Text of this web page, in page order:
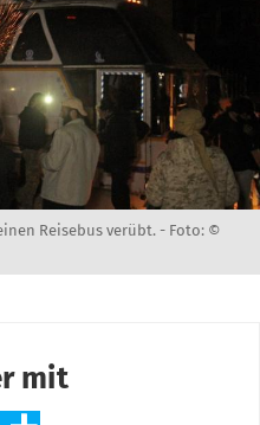
Reisebus verübt. - Foto: ©